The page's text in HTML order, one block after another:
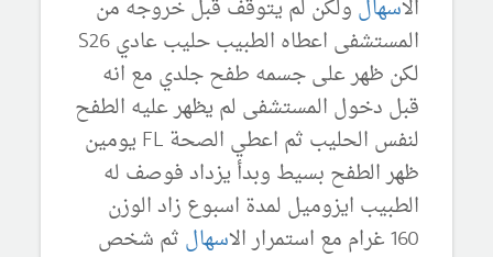
الاسهال ولكن لم يتوقف قبل خروجه من
المستشفى اعطاه الطبيب حليب عادي S26
لكن ظهر على جسمه طفح جلدي مع انه
قبل دخول المستشفى لم يظهر عليه الطفح
لنفس الحليب ثم اعطي الصحة FL يومين
ظهر الطفح بسيط وبدأ يزداد فوصف له
الطبيب ايزوميل لمدة اسبوع زاد الوزن
160 غرام مع استمرار ال
اسهال ثم شخص